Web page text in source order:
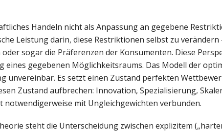
Handeln nicht als Anpassung an gegebene
Leistung darin, diese Restriktionen selbst zu verändern
sogar die Präferenzen der Konsumenten. Diese
eines gegebenen Möglichkeitsraums. Das Modell der
unvereinbar. Es setzt einen Zustand perfekten
Zustand aufbrechen: Innovation, Spezialisierung,
notwendigerweise mit Ungleichgewichten verbunden.
steht die Unterscheidung zwischen explizitem